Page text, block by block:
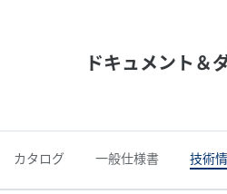
ドキュメント＆
カタログ 一般仕様書 技術